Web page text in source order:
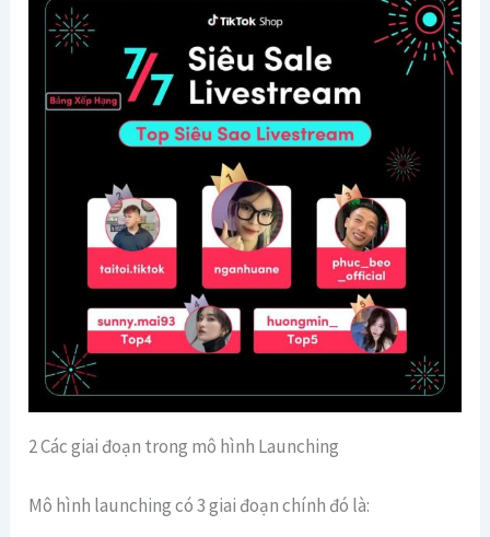
2 Các giai đoạn trong mô hình Launching
Mô hình launching có 3 giai đoạn chính đó là: